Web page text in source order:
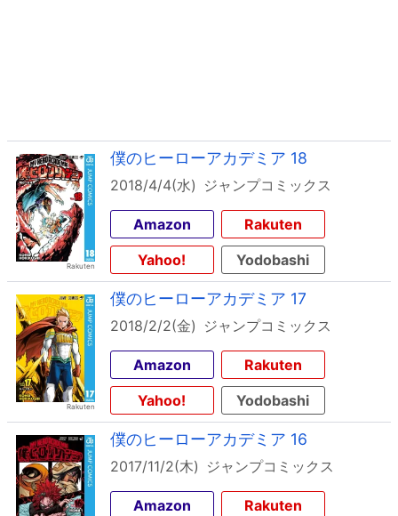
僕のヒーローアカデミア 18
2018/4/4(水) ジャンプコミックス
Amazon
Rakuten
Yahoo!
Yodobashi
僕のヒーローアカデミア 17
2018/2/2(金) ジャンプコミックス
Amazon
Rakuten
Yahoo!
Yodobashi
僕のヒーローアカデミア 16
2017/11/2(木) ジャンプコミックス
Amazon
Rakuten